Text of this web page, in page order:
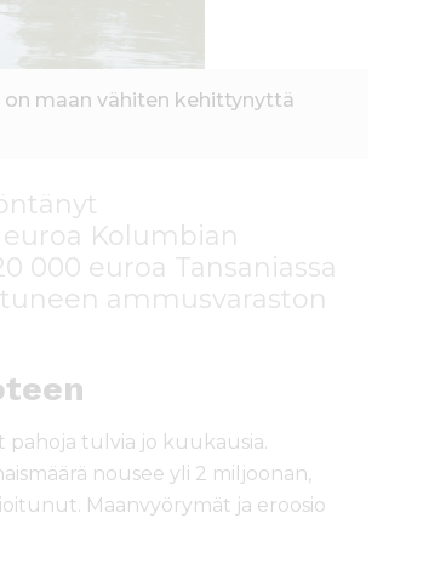
maan vähiten kehittynyttä
Kolumbian
000 euroa Tansaniassa
ammusvaraston
pahoja tulvia jo kuukausia.
nousee yli 2 miljoonan,
Maanvyörymät ja eroosio